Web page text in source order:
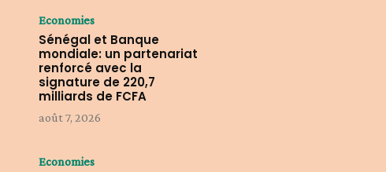
Economies
Sénégal et Banque
mondiale: un partenariat
renforcé avec la
signature de 220,7
milliards de FCFA
août 7, 2026
Economies